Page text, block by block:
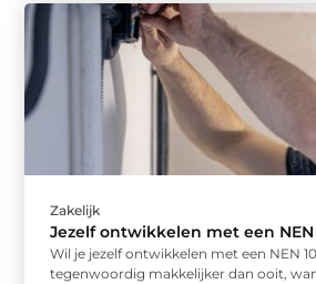
Zakelijk
Jezelf ontwikkelen met een NEN
Wil je jezelf ontwikkelen met een NEN
tegenwoordig makkelijker dan ooit,